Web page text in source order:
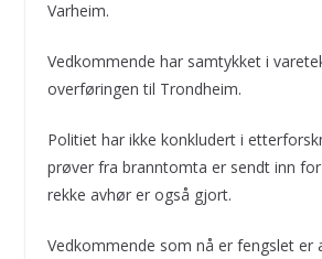
Varheim.
Vedkommende har samtykket i
overføringen til Trondheim.
Politiet har ikke konkludert i
prøver fra branntomta er sendt inn for
rekke avhør er også gjort.
Vedkommende som nå er fengslet er